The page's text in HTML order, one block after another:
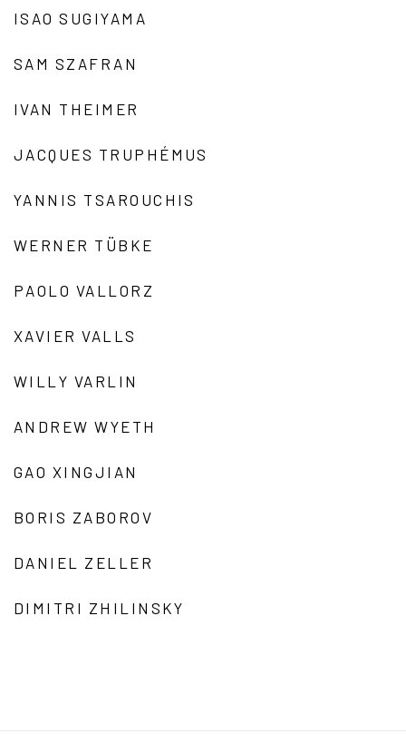
ISAO SUGIYAMA
SAM SZAFRAN
IVAN THEIMER
JACQUES TRUPHÉMUS
YANNIS TSAROUCHIS
WERNER TÜBKE
PAOLO VALLORZ
XAVIER VALLS
WILLY VARLIN
ANDREW WYETH
GAO XINGJIAN
BORIS ZABOROV
DANIEL ZELLER
DIMITRI ZHILINSKY